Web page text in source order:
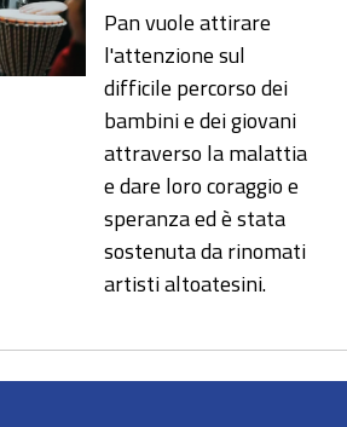
Pan vuole attirare
l'attenzione sul
difficile percorso dei
bambini e dei giovani
attraverso la malattia
e dare loro coraggio e
speranza ed è stata
sostenuta da rinomati
artisti altoatesini.